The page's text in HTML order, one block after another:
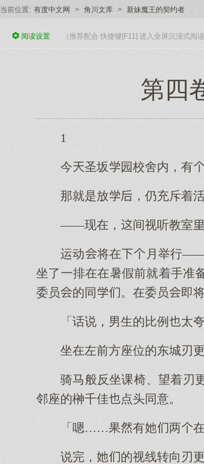
当前位置: 有度中文网 > 角川文库 > 新妹魔王的契约者
阅读设置 （推荐配合 快捷键[F11] 进入全屏沉浸式阅读
第四
1
今圣坂园校舍内，有
那就是放，仍充斥着活
——现在，间视听教室
运动将在月举行
坐了一排在在暑假前就着
委员的同。在委员
「话说，男生的比例太
坐在左前方座位的东城刃
骑马般反坐课椅、望着
邻座的榊千佳点头同意。
「嗯……果有两
说完，的视线转向刃